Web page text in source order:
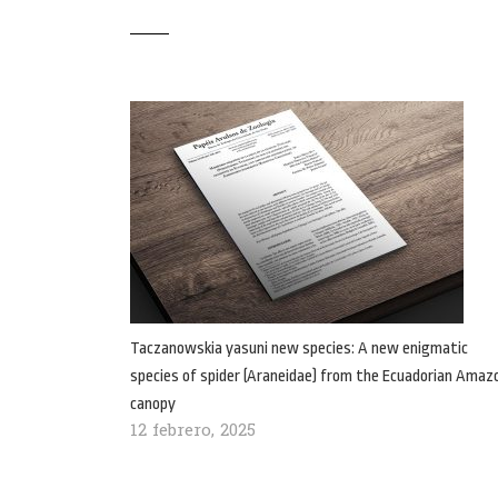
Taczanowskia yasuni new species: A new enigmatic
species of spider (Araneidae) from the Ecuadorian
canopy
12 febrero, 2025